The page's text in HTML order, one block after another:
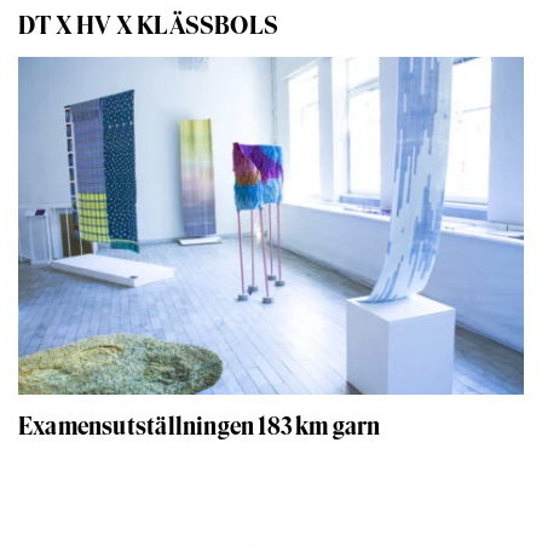
DT X HV X KLÄSSBOLS
Examensutställningen 183 km garn